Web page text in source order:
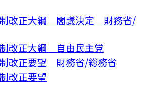
改正大綱 閣議決定 財務省/
改正大綱 自由民主党
改正要望 財務省/総務省
改正要望